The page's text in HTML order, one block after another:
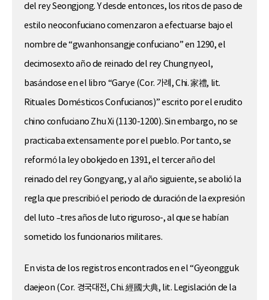
del rey Seongjong. Y desde entonces, los ritos de paso de
estilo neoconfuciano comenzaron a efectuarse bajo el
nombre de “gwanhonsangje confuciano” en 1290, el
decimosexto año de reinado del rey Chungnyeol,
basándose en el libro “Garye (Cor. 가례, Chi. 家禮, lit.
Rituales Domésticos Confucianos)” escrito por el erudito
chino confuciano Zhu Xi (1130-1200). Sin embargo, no se
practicaba extensamente por el pueblo. Por tanto, se
reformó la ley obokjedo en 1391, el tercer año del
reinado del rey Gongyang, y al año siguiente, se abolió la
regla que prescribió el periodo de duración de la expresión
del luto –tres años de luto riguroso-, al que se habían
sometido los funcionarios militares.
En vista de los registros encontrados en el “Gyeongguk
daejeon (Cor. 경국대전, Chi. 經國大典, lit. Legislación de la